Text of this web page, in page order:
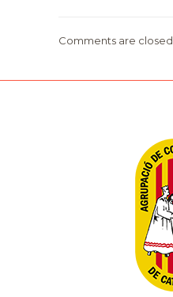
Comments are closed.